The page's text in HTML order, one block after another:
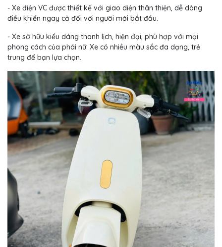
- Xe điện VC được thiết kế với giao diện thân thiện, dễ dàng
điều khiển ngay cả đối với người mới bắt đầu.
- Xe sở hữu kiểu dáng thanh lịch, hiện đại, phù hợp với mọi
phong cách của phái nữ. Xe có nhiều màu sắc đa dạng, trẻ
trung để bạn lựa chọn.